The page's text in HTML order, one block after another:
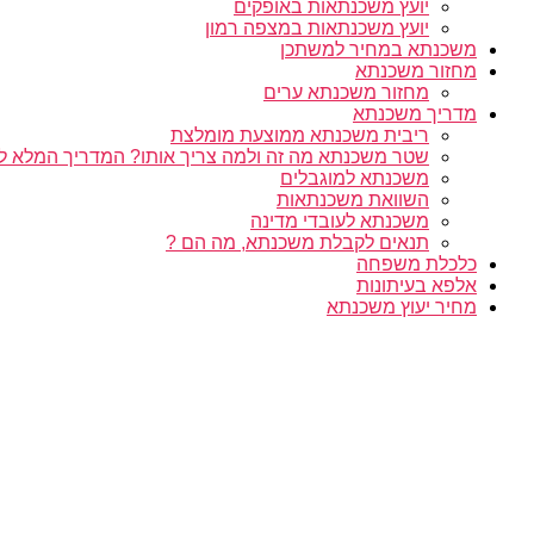
יועץ משכנתאות באופקים
יועץ משכנתאות במצפה רמון
משכנתא במחיר למשתכן
מחזור משכנתא
מחזור משכנתא ערים
מדריך משכנתא
ריבית משכנתא ממוצעת מומלצת
שטר משכנתא מה זה ולמה צריך אותו? המדריך המלא
משכנתא למוגבלים
השוואת משכנתאות
משכנתא לעובדי מדינה
תנאים לקבלת משכנתא, מה הם ?
כלכלת משפחה
אלפא בעיתונות
מחיר יעוץ משכנתא